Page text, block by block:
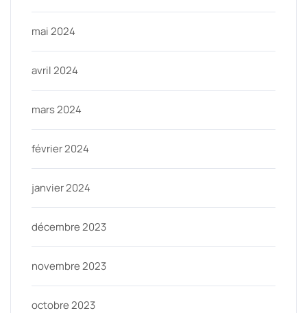
mai 2024
avril 2024
mars 2024
février 2024
janvier 2024
décembre 2023
novembre 2023
octobre 2023